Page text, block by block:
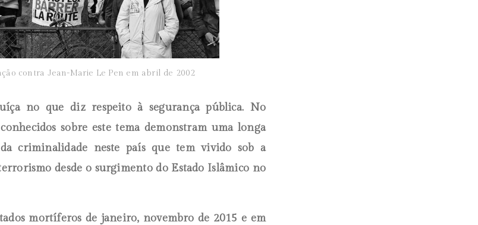
contra Jean-Marie Le Pen em abril de 2002
no que diz respeito à segurança pública. No
sobre este tema demonstram uma longa
criminalidade neste país que tem vivido sob a
desde o surgimento do Estado Islâmico no
mortíferos de janeiro, novembro de 2015 e em